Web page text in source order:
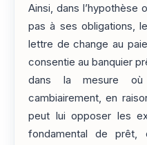
Ainsi, dans l’hypothèse
pas à ses obligations,
lettre de change au
consentie au banquier
dans la mesure
cambiairement, en
peut lui opposer les
fondamental de prêt,